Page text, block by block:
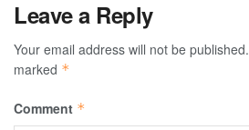
Leave a Reply
Your email address will not be published.
marked *
Comment *